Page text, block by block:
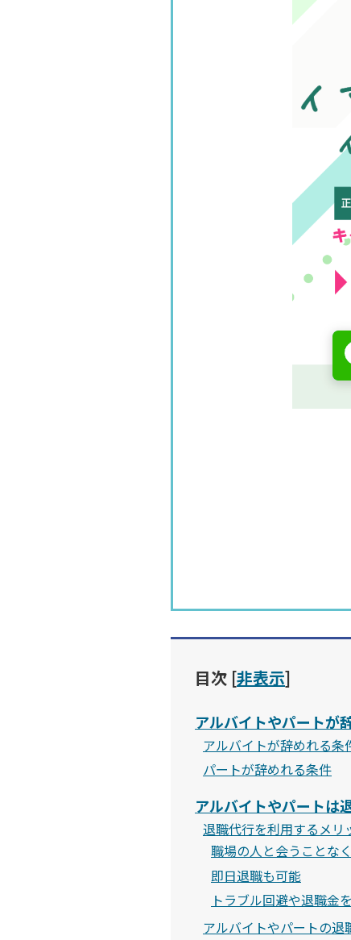
目次 [非表示]
アルバイトやパートが
アルバイトが辞めれる条
パートが辞めれる条件
アルバイトやパートは
退職代行を利用するメリ
職場の人と会うことな
即日退職も可能
トラブル回避や退職金
アルバイトやパートの退